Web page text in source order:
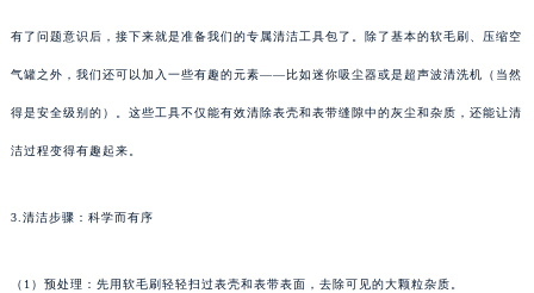
有了问题意识后，接下来就是准备我们的专属清洁工具包了。除了基本的软毛刷、压缩空
气罐之外，我们还可以加入一些有趣的元素——比如迷你吸尘器或是超声波清洗机（当然
得是安全级别的）。这些工具不仅能有效清除表壳和表带缝隙中的灰尘和杂质，还能让清
洁过程变得有趣起来。
3.清洁步骤：科学而有序
（1）预处理：先用软毛刷轻轻扫过表壳和表带表面，去除可见的大颗粒杂质。